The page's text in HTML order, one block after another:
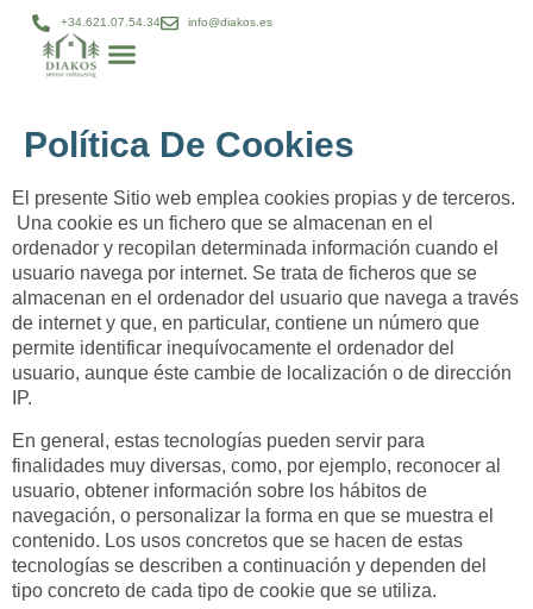
+34.621.07.54.34 info@diakos.es
Política De Cookies
El presente Sitio web emplea cookies propias y de terceros.
Una cookie es un fichero que se almacenan en el
ordenador y recopilan determinada información cuando el
usuario navega por internet. Se trata de ficheros que se
almacenan en el ordenador del usuario que navega a través
de internet y que, en particular, contiene un número que
permite identificar inequívocamente el ordenador del
usuario, aunque éste cambie de localización o de dirección
IP.
En general, estas tecnologías pueden servir para
finalidades muy diversas, como, por ejemplo, reconocer al
usuario, obtener información sobre los hábitos de
navegación, o personalizar la forma en que se muestra el
contenido. Los usos concretos que se hacen de estas
tecnologías se describen a continuación y dependen del
tipo concreto de cada tipo de cookie que se utiliza.